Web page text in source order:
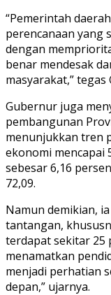
“Pemerintah
perencanaan yang
dengan
benar mendesak
masyarakat,” tegas
Gubernur juga
pembangunan
menunjukkan tren
ekonomi mencapai
sebesar 6,16
72,09.
Namun demikian,
tantangan,
terdapat sekitar 25
menamatkan
menjadi perhatian
depan,” ujarnya.